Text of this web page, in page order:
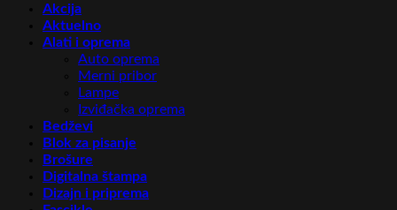
Akcija
Aktuelno
Alati i oprema
Auto oprema
Merni pribor
Lampe
Izviđačka oprema
Bedževi
Blok za pisanje
Brošure
Digitalna štampa
Dizajn i priprema